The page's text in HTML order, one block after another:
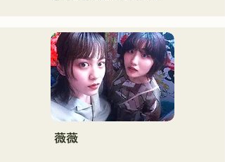
他們的社群媒體瀏覽量超過
350萬，粉絲超過11.9萬！
他們也被選中代表J:COM福
岡、熊本和下關，演唱2024
年第106屆全日本高中棒球
錦標賽的主題曲，成為一支
值得關注的組合。
薇薇